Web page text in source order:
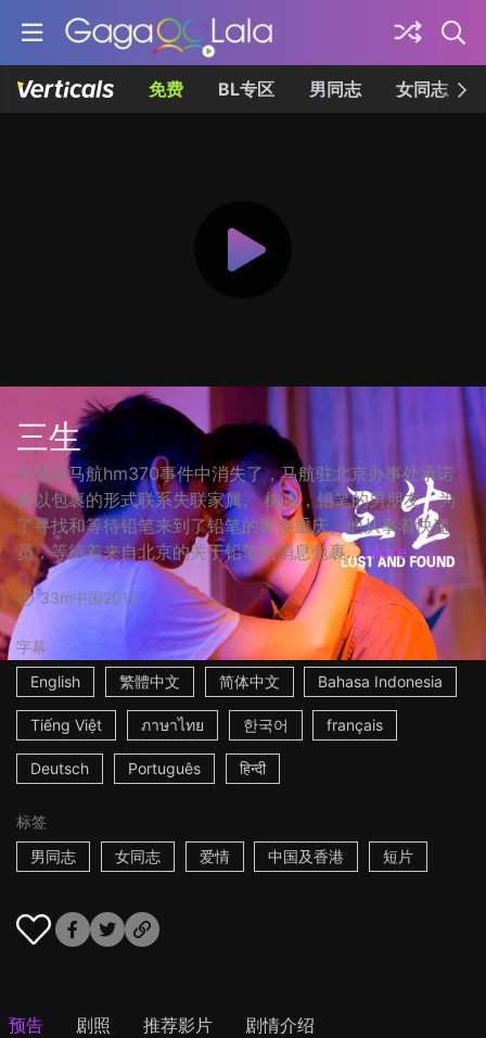
免费 BL专区 男同志 女同志
三生
铅笔在马航hm370事件中消失了，马航驻北京办事处承诺
将以包裹的形式联系失联家属。 橡皮，铅笔的男朋友，为
了寻找和等待铅笔来到了铅笔的家乡重庆。他从事着快递
员，等待着来自北京的关于铅笔的消息包裹... More
33m中国2015
字幕
English
繁體中文 简体中文 Bahasa Indonesia
Tiếng Việt ภาษาไทย 한국어 français
Deutsch Português हिन्दी
标签
男同志
女同志 爱情 中国及香港 短片
预告 剧照 推荐影片 剧情介绍